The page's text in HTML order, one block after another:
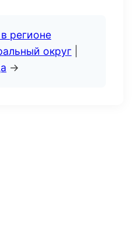
регионе
округ
→